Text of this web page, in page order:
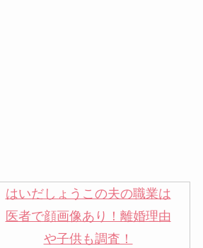
はいだしょうこの夫の職業は
医者で顔画像あり！離婚理由
や子供も調査！